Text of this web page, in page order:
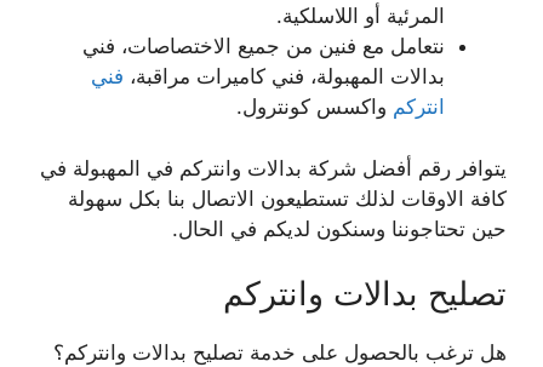
المرئية أو اللاسلكية.
نتعامل مع فنين من جميع الاختصاصات، فني
بدالات المهبولة، فني كاميرات مراقبة، فني
انتركم واكسس كونترول.
يتوافر رقم أفضل شركة بدالات وانتركم في المهبولة في
كافة الاوقات لذلك تستطيعون الاتصال بنا بكل سهولة
حين تحتاجوننا وسنكون لديكم في الحال.
تصليح بدالات وانتركم
هل ترغب بالحصول على خدمة تصليح بدالات وانتركم؟